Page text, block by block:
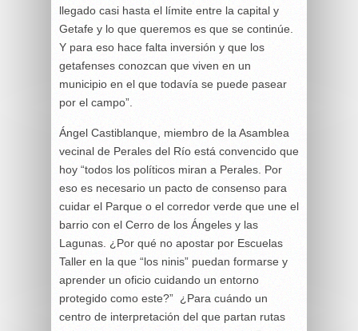
llegado casi hasta el límite entre la capital y
Getafe y lo que queremos es que se continúe.
Y para eso hace falta inversión y que los
getafenses conozcan que viven en un
municipio en el que todavía se puede pasear
por el campo”.
Ángel Castiblanque, miembro de la Asamblea
vecinal de Perales del Río está convencido que
hoy “todos los políticos miran a Perales. Por
eso es necesario un pacto de consenso para
cuidar el Parque o el corredor verde que une el
barrio con el Cerro de los Ángeles y las
Lagunas. ¿Por qué no apostar por Escuelas
Taller en la que “los ninis” puedan formarse y
aprender un oficio cuidando un entorno
protegido como este?” ¿Para cuándo un
centro de interpretación del que partan rutas